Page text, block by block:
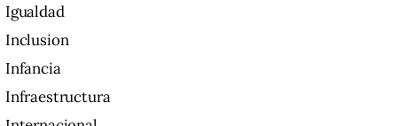
Igualdad
Inclusion
Infancia
Infraestructura